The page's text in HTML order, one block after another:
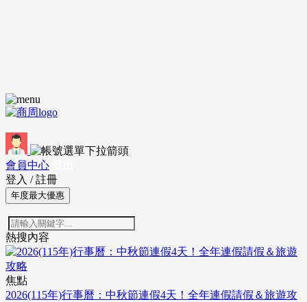
會員中心
登入 / 註冊
年度最大優惠
熱搜內容
焦點
2026(115年)行事曆：中秋節連假4天！全年連假請假＆旅遊攻